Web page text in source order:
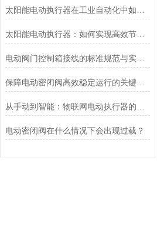
太阳能电动执行器：如何实现高效节能的自动化控制？
保障电动密闭阀高效稳定运行的关键举措
电动密闭阀在什么情况下会出现过载？